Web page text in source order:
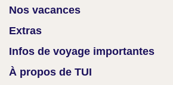
Nos vacances
Extras
Infos de voyage importantes
À propos de TUI